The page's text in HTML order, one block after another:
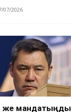
07/2026
мандатыңды